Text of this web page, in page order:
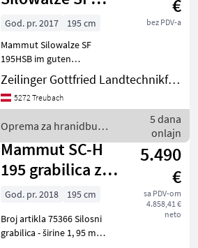
Mammut
195HSB
€
bez PDV-a
God. pr. 2017
195 cm
Mammut Silowalze SF
195HSB im guten
gebrauchten, gepflegten
Zustand wie Neu
Trommelbreite: 1950mm
Trommeldurchmesser:
1040mm Eigengewic
Zeilinger Gottfried Landtechnikfachbetrieb
5272 Treubach
Oprema za hranidbu
životinja / Mammut
5 dana
onlajn
Mammut SC-H
195 grabilica za
silos
5.490
€
sa PDV-om
4.858,41 €
neto
God. pr. 2018
195 cm
Broj artikla 75366 Silosni
grabilica - širine 1, 95 m